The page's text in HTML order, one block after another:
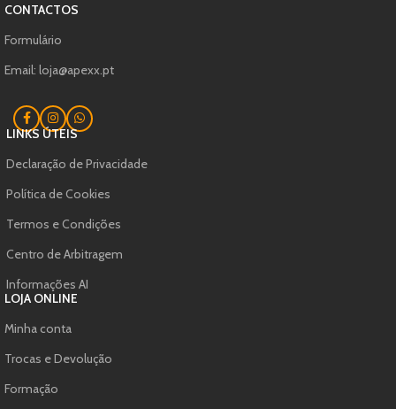
CONTACTOS
Formulário
Email: loja@apexx.pt
LINKS ÚTEIS
Declaração de Privacidade
Política de Cookies
Termos e Condições
Centro de Arbitragem
Informações AI
LOJA ONLINE
Minha conta
Trocas e Devolução
Formação